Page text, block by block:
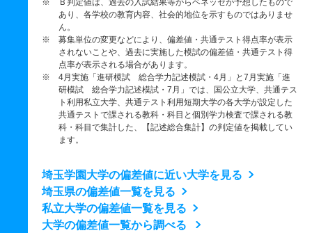
※ Ｂ判定値は、過去の入試結果等からベネッセが予想したもので
あり、各学校の教育内容、社会的地位を示すものではありませ
ん。
※ 募集単位の変更などにより、偏差値・共通テスト得点率が表示
されないことや、過去に実施した模試の偏差値・共通テスト得
点率が表示される場合があります。
※ 4月実施「進研模試 総合学力記述模試・4月」と7月実施「進
研模試 総合学力記述模試・7月」では、国公立大学、共通テス
ト利用私立大学、共通テスト利用短期大学の各大学が設定した
共通テストで課される教科・科目と個別学力検査で課される教
科・科目で集計した、【記述総合集計】の判定値を掲載してい
ます。
埼玉学園大学の偏差値に近い大学を見る
埼玉県の偏差値一覧を見る
私立大学の偏差値一覧を見る
大学の偏差値一覧から調べる